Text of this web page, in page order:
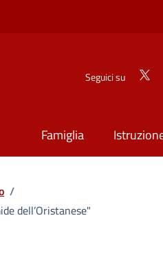
Seguici su
Famiglia
/
dell’Oristanese"